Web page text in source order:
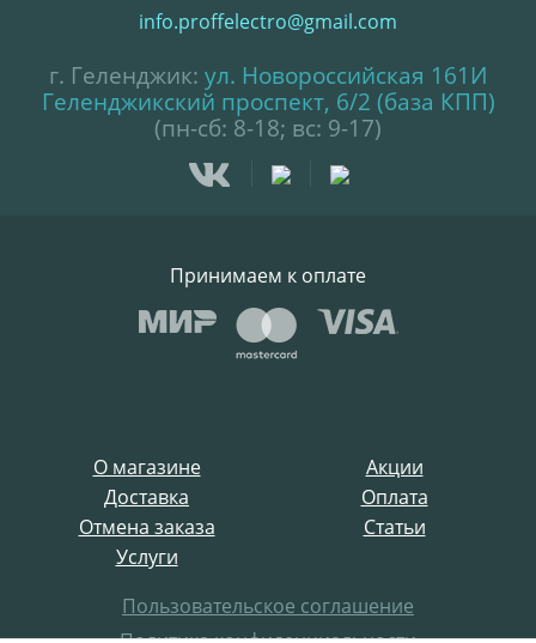
О магазине
Акции
Доставка
Оплата
Отмена заказа
Статьи
Услуги
Пользовательское соглашение
info.proffelectro@gmail.com
г. Геленджик: ул. Новороссийская 161И
Геленджикский проспект, 6/2 (база КПП)
(пн-сб: 8-18; вс: 9-17)
Принимаем к оплате